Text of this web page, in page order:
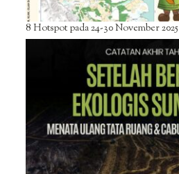
8 Hotspot pada 24-30 November 2025